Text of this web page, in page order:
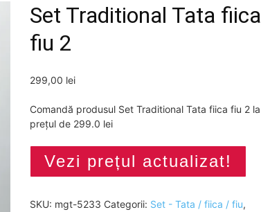
Set Traditional Tata fiica
fiu 2
299,00 lei
Comandă produsul Set Traditional Tata fiica fiu 2 la
prețul de 299.0 lei
Vezi prețul actualizat!
SKU: mgt-5233 Categorii: Set - Tata / fiica / fiu,